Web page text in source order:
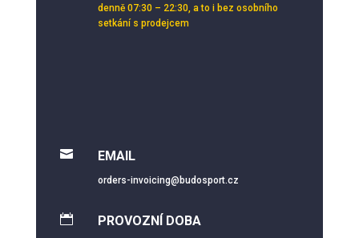
denně 07:30 – 22:30, a to i bez osobního
setkání s prodejcem
 EMAIL
orders-invoicing@budosport.cz
 PROVOZNÍ DOBA